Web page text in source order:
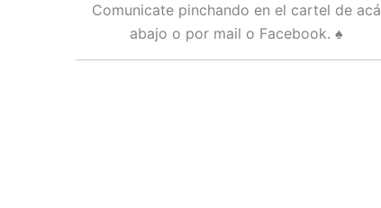
Comunicate pinchando en el cartel de acá
abajo o por mail o Facebook. ♠